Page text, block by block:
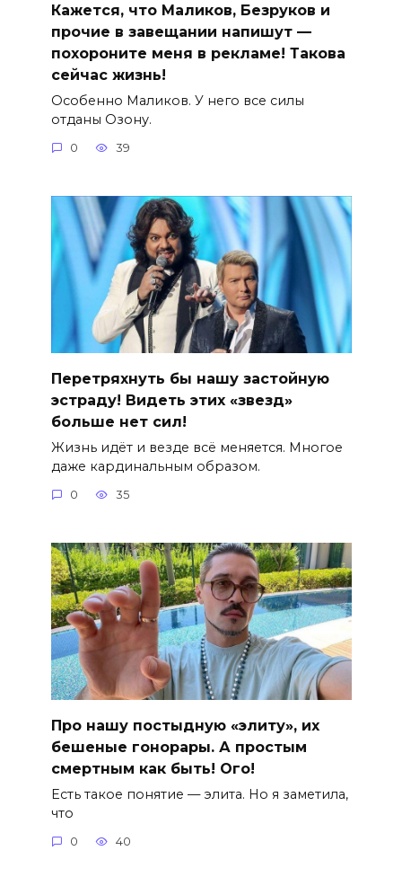
Кажется, что Маликов, Безруков и
прочие в завещании напишут —
похороните меня в рекламе! Такова
сейчас жизнь!
Особенно Маликов. У него все силы
отданы Озону.
0 39
Перетряхнуть бы нашу застойную
эстраду! Видеть этих «звезд»
больше нет сил!
Жизнь идёт и везде всё меняется. Многое
даже кардинальным образом.
0 35
Про нашу постыдную «элиту», их
бешеные гонорары. А простым
смертным как быть! Ого!
Есть такое понятие — элита. Но я заметила,
что
0 40